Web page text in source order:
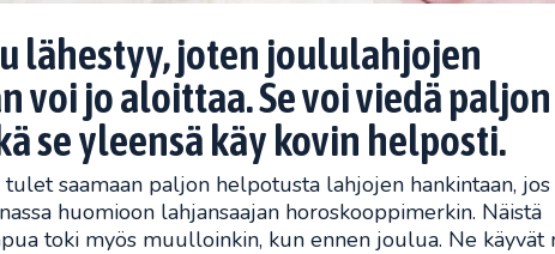
lähestyy, joten joululahjojen
voi jo aloittaa. Se voi viedä paljon
se yleensä käy kovin helposti.
saamaan paljon helpotusta lahjojen hankintaan,
huomioon lahjansaajan horoskooppimerkin. Näistä
toki myös muulloinkin, kun ennen joulua. Ne käyvät